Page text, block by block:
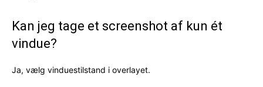
Kan jeg tage et screenshot af kun ét
vindue?
Ja, vælg vinduestilstand i overlayet.